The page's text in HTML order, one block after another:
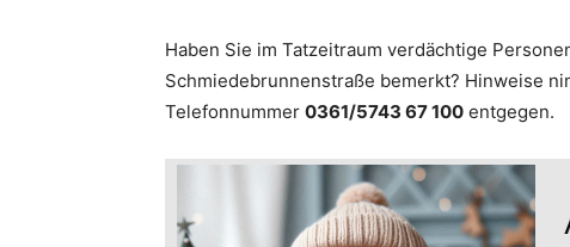
Haben Sie im Tatzeitraum verdächtige
Schmiedebrunnenstraße bemerkt? Hinweise
Telefonnummer 0361/5743 67 100 entgegen.